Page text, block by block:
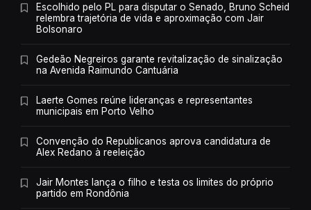
Escolhido pelo PL para disputar o Senado, Bruno Scheid
relembra trajetória de vida e aproximação com Jair
Bolsonaro
Gedeão Negreiros garante revitalização de sinalização
na Avenida Raimundo Cantuária
Laerte Gomes reúne lideranças e representantes
municipais em Porto Velho
Convenção do Republicanos aprova candidatura de
Alex Redano à reeleição
Jair Montes lança o filho e testa os limites do próprio
partido em Rondônia